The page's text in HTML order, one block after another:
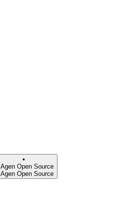
Agen Open Source
Agen Open Source